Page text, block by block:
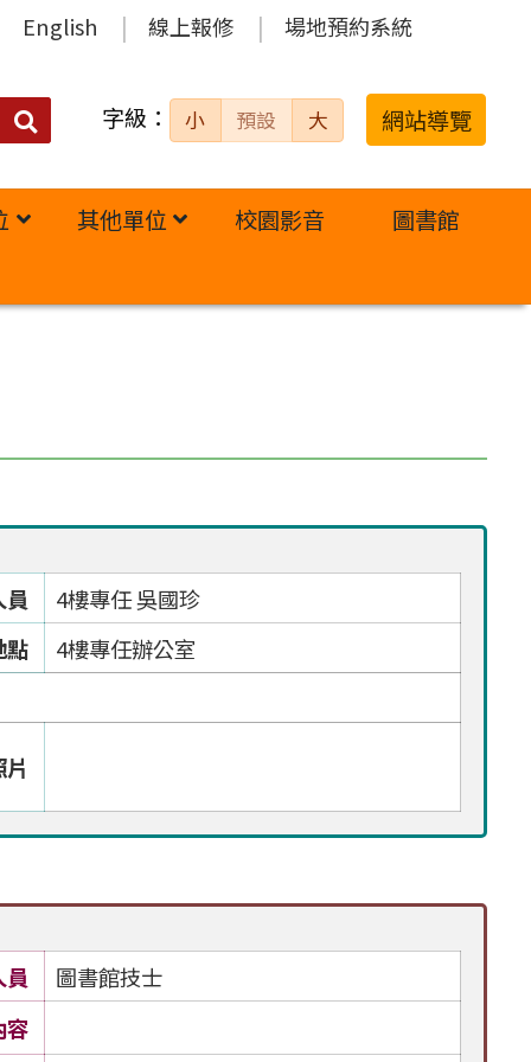
English 線上報修 場地預約系統
搜
字級： 小 預設 大 網站導覽
其他單位 校園影音 圖書館
員
4樓專任 吳國珍
點
4樓專任辦公室
圖書館技士
容